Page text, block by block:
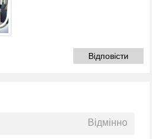
Відповісти
Відмінно